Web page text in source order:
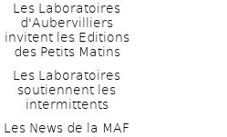
Les Laboratoires
d'Aubervilliers
invitent les Editions
des Petits Matins
Les Laboratoires
soutiennent les
intermittents
Les News de la MAF